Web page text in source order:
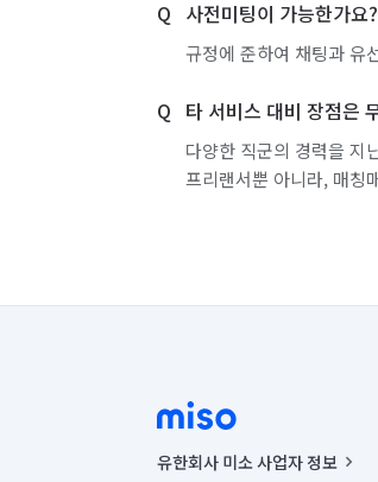
사전미팅이 가능한가요?
규정에 준하여 채팅과 유
타 서비스 대비 장점은
다양한 직군의 경력을 지
프리랜서뿐 아니라, 매칭
유한회사 미소 사업자 정보